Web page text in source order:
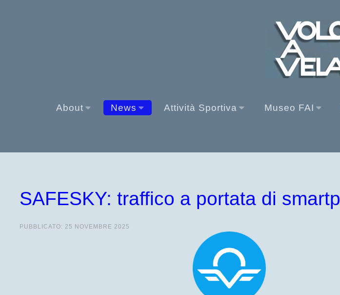
About News Attività Sportiva Museo FAI
SAFESKY: traffico a portata di
PUBBLICATO: 25 NOVEMBRE 2025